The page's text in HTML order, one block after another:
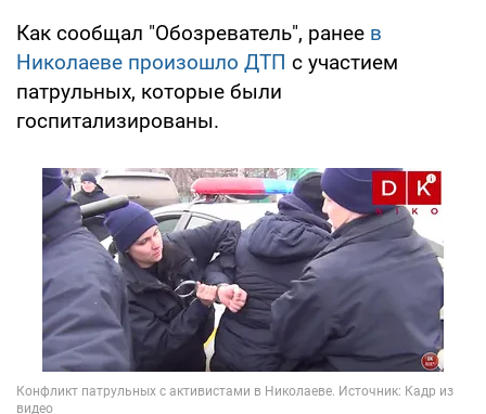
Как сообщал "Обозреватель", ранее в
Николаеве произошло ДТП с участием
патрульных, которые были
госпитализированы.